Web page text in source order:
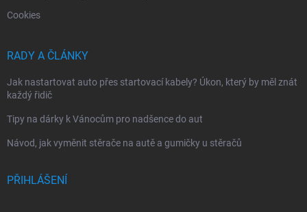
Cookies
RADY A ČLÁNKY
Jak nastartovat auto přes startovací kabely? Úkon, který by měl znát
každý řidič
Tipy na dárky k Vánocům pro nadšence do aut
Návod, jak vyměnit stěrače na autě a gumičky u stěračů
PŘIHLÁŠENÍ